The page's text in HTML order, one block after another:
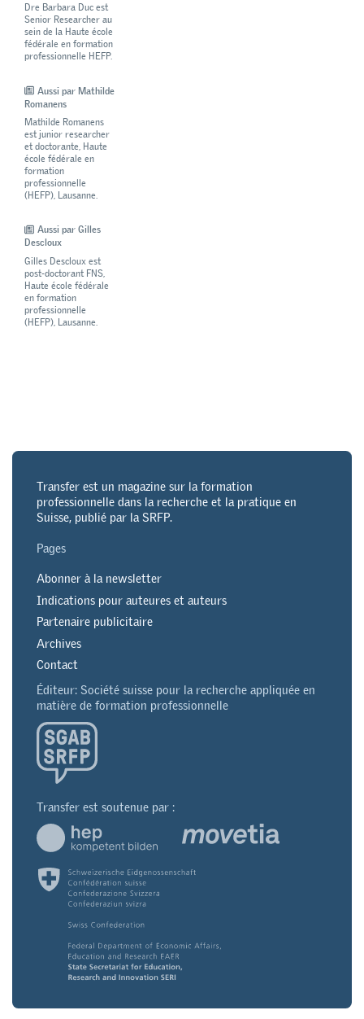
Dre Barbara Duc est
Senior Researcher au
sein de la Haute école
fédérale en formation
professionnelle HEFP.
Aussi par Mathilde
Romanens
Mathilde Romanens
est junior researcher
et doctorante, Haute
école fédérale en
formation
professionnelle
(HEFP), Lausanne.
Aussi par Gilles
Descloux
Gilles Descloux est
post-doctorant FNS,
Haute école fédérale
en formation
professionnelle
(HEFP), Lausanne.
Transfer est un magazine sur la formation
professionnelle dans la recherche et la pratique en
Suisse, publié par la SRFP.
Pages
Abonner à la newsletter
Indications pour auteures et auteurs
Partenaire publicitaire
Archives
Contact
Éditeur: Société suisse pour la recherche appliquée en
matière de formation professionnelle
Transfer est soutenue par :